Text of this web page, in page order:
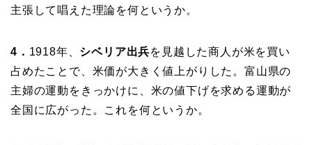
主張して唱えた理論を何というか。
4． 1918年、 シベリア出兵を見越した商人が米を買い
占めたことで、米価が大きく値上がりした。富山県の
主婦の運動をきっかけに、米の値下げを求める運動が
全国に広がった。これを何というか。